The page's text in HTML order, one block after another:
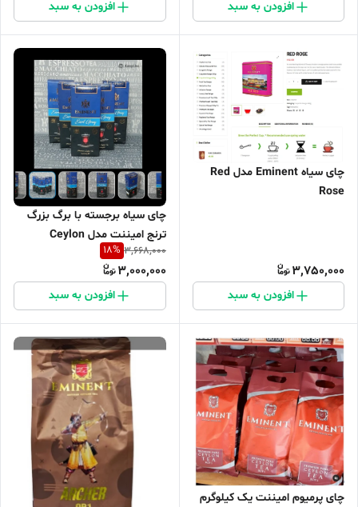
افزودن به سبد افزودن به سبد
چای سیاه Eminent مدل Red
Rose
3,750,000
افزودن به سبد
چای سیاه برجسته با برگ بزرگ
ترنج امیننت مدل Ceylon
Luxury OP1
3,668,000
18%
3,000,000
افزودن به سبد
چای پرمیوم امیننت یک کیلوگرم